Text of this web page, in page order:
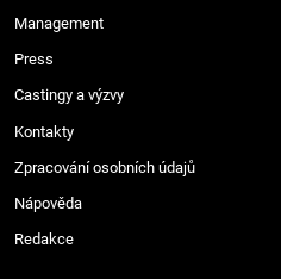
Management
Press
Castingy a výzvy
Kontakty
Zpracování osobních údajů
Nápověda
Redakce